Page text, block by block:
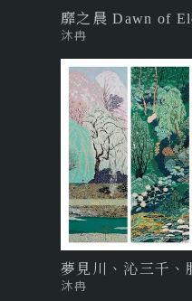
靡之晨 Dawn of
沐冉
夢見川、沁三千、
沐冉